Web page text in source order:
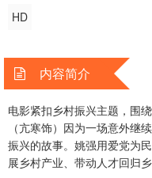
HD
内容简介
电影紧扣乡村振兴主题，围
（亢寒饰）因为一场意外继
振兴的故事。姚强用爱党为
展乡村产业、带动人才回归